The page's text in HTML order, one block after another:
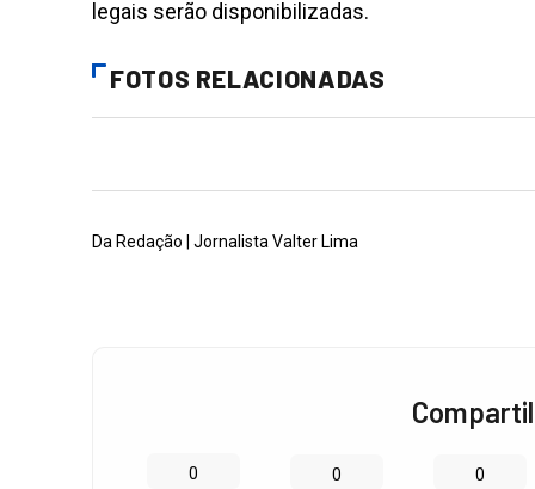
legais serão disponibilizadas.
FOTOS RELACIONADAS
Da Redação | Jornalista Valter Lima
0 0 0